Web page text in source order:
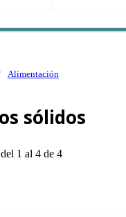
Alimentación
sólidos
1 al 4 de 4